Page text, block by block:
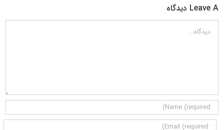
Leave A دیدگاه
دیدگاه